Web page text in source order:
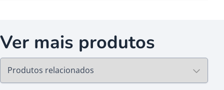
Ver mais produtos